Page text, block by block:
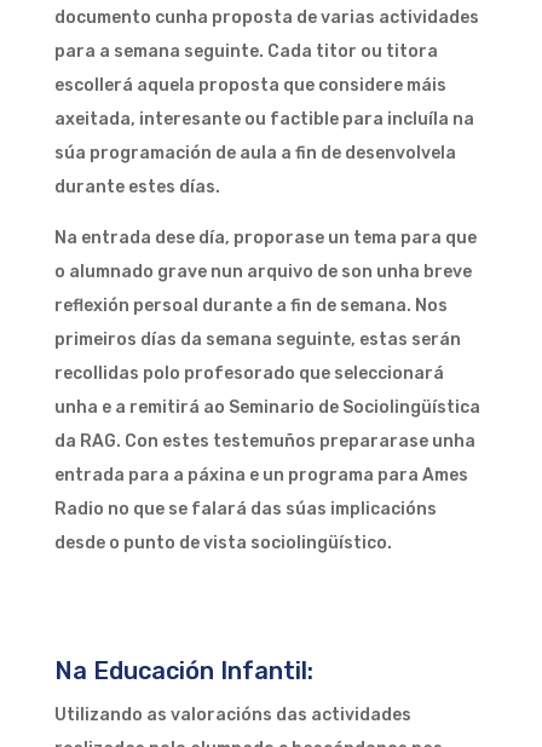
documento cunha proposta de varias actividades
para a semana seguinte. Cada titor ou titora
escollerá aquela proposta que considere máis
axeitada, interesante ou factible para incluíla na
súa programación de aula a fin de desenvolvela
durante estes días.
Na entrada dese día, proporase un tema para que
o alumnado grave nun arquivo de son unha breve
reflexión persoal durante a fin de semana. Nos
primeiros días da semana seguinte, estas serán
recollidas polo profesorado que seleccionará
unha e a remitirá ao Seminario de Sociolingüística
da RAG. Con estes testemuños prepararase unha
entrada para a páxina e un programa para Ames
Radio no que se falará das súas implicacións
desde o punto de vista sociolingüístico.
Na Educación Infantil:
Utilizando as valoracións das actividades